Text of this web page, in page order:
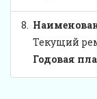
8.
Текущий
Годовая